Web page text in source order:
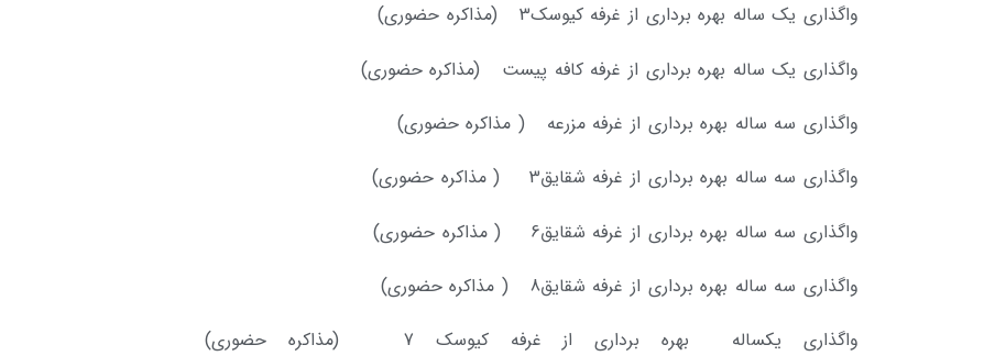
واگذاری یک ساله بهره برداری از غرفه کیوسک3 (مذاکره حضوری)
واگذاری یک ساله بهره برداری از غرفه کافه پیست (مذاکره حضوری)
واگذاری سه ساله بهره برداری از غرفه مزرعه ( مذاکره حضوری)
واگذاری سه ساله بهره برداری از غرفه شقایق3 ( مذاکره حضوری)
واگذاری سه ساله بهره برداری از غرفه شقایق6 ( مذاکره حضوری)
واگذاری سه ساله بهره برداری از غرفه شقایق8 ( مذاکره حضوری)
واگذاری یکساله بهره برداری از غرفه کیوسک 7 (مذاکره حضوری)